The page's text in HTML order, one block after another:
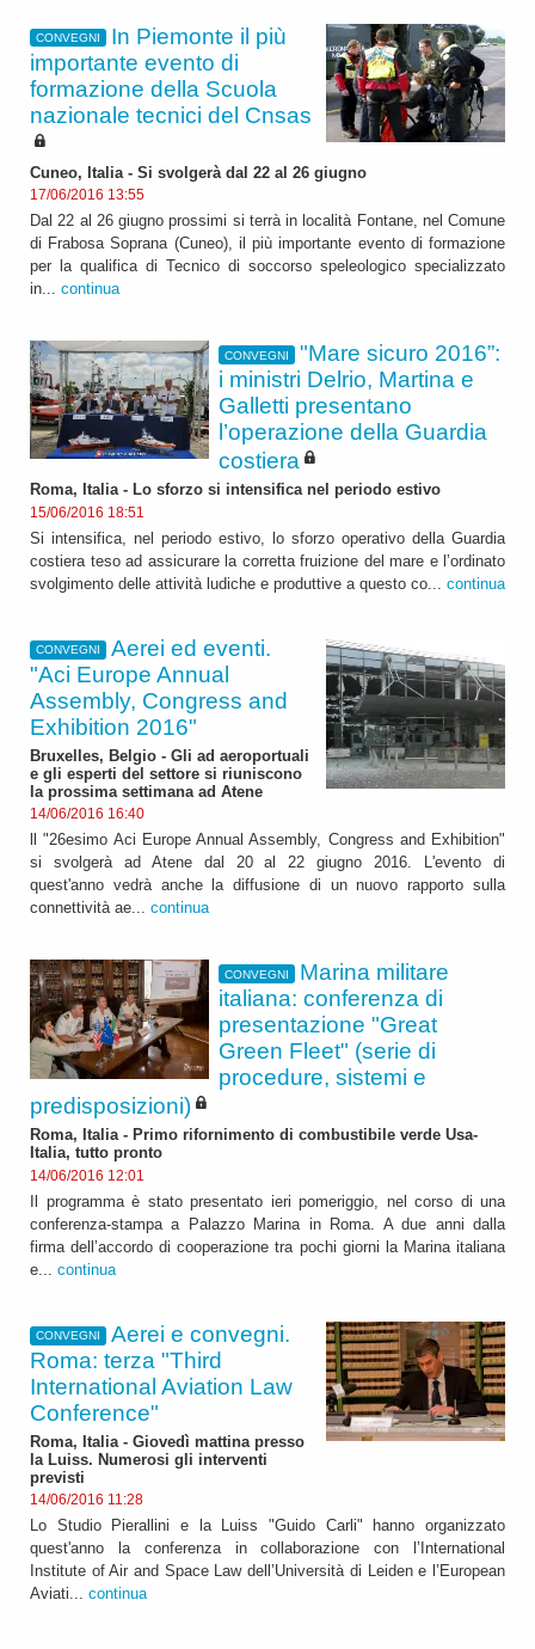
CONVEGNI
In Piemonte il più
importante evento di
formazione della Scuola
nazionale tecnici del Cnsas
Cuneo, Italia - Si svolgerà dal 22 al 26 giugno
17/06/2016 13:55
Dal 22 al 26 giugno prossimi si terrà in località Fontane, nel Comune
di Frabosa Soprana (Cuneo), il più importante evento di formazione
per la qualifica di Tecnico di soccorso speleologico specializzato
in... continua
CONVEGNI
"Mare sicuro 2016”:
i ministri Delrio, Martina e
Galletti presentano
l’operazione della Guardia
costiera
Roma, Italia - Lo sforzo si intensifica nel periodo estivo
15/06/2016 18:51
Si intensifica, nel periodo estivo, lo sforzo operativo della Guardia
costiera teso ad assicurare la corretta fruizione del mare e l’ordinato
svolgimento delle attività ludiche e produttive a questo co... continua
CONVEGNI
Aerei ed eventi.
"Aci Europe Annual
Assembly, Congress and
Exhibition 2016"
Bruxelles, Belgio - Gli ad aeroportuali
e gli esperti del settore si riuniscono
la prossima settimana ad Atene
14/06/2016 16:40
ll "26esimo Aci Europe Annual Assembly, Congress and Exhibition"
si svolgerà ad Atene dal 20 al 22 giugno 2016. L'evento di
quest'anno vedrà anche la diffusione di un nuovo rapporto sulla
connettività ae... continua
CONVEGNI
Marina militare
italiana: conferenza di
presentazione "Great
Green Fleet" (serie di
procedure, sistemi e
predisposizioni)
Roma, Italia - Primo rifornimento di combustibile verde Usa-
Italia, tutto pronto
14/06/2016 12:01
Il programma è stato presentato ieri pomeriggio, nel corso di una
conferenza-stampa a Palazzo Marina in Roma. A due anni dalla
firma dell’accordo di cooperazione tra pochi giorni la Marina italiana
e... continua
CONVEGNI
Aerei e convegni.
Roma: terza "Third
International Aviation Law
Conference"
Roma, Italia - Giovedì mattina presso
la Luiss. Numerosi gli interventi
previsti
14/06/2016 11:28
Lo Studio Pierallini e la Luiss "Guido Carli" hanno organizzato
quest'anno la conferenza in collaborazione con l’International
Institute of Air and Space Law dell’Università di Leiden e l’European
Aviati... continua